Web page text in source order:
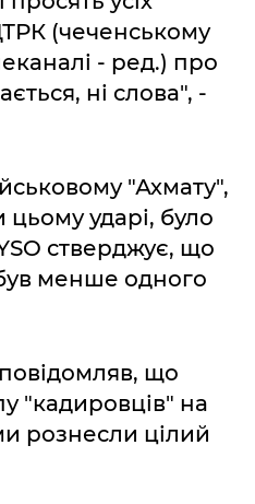
(чеченському
- ред.) про
ні слова", -
"Ахмату",
цьому ударі, було
стверджує, що
менше одного
повідомляв, що
"кадировців" на
рознесли цілий